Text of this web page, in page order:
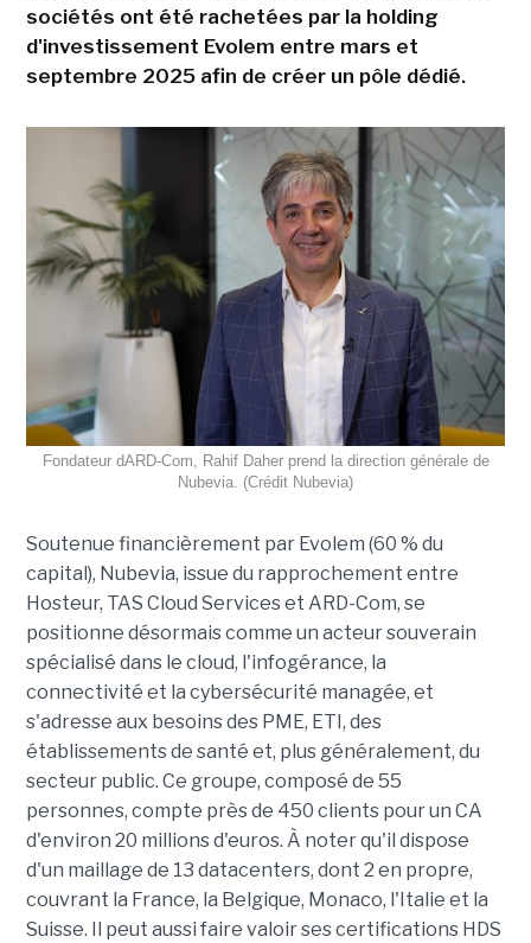
sociétés ont été rachetées par la holding
d'investissement Evolem entre mars et
septembre 2025 afin de créer un pôle dédié.
Fondateur dARD-Com, Rahif Daher prend la direction générale de
Nubevia. (Crédit Nubevia)
Soutenue financièrement par Evolem (60 % du
capital), Nubevia, issue du rapprochement entre
Hosteur, TAS Cloud Services et ARD-Com, se
positionne désormais comme un acteur souverain
spécialisé dans le cloud, l'infogérance, la
connectivité et la cybersécurité managée, et
s'adresse aux besoins des PME, ETI, des
établissements de santé et, plus généralement, du
secteur public. Ce groupe, composé de 55
personnes, compte près de 450 clients pour un CA
d'environ 20 millions d'euros. À noter qu'il dispose
d'un maillage de 13 datacenters, dont 2 en propre,
couvrant la France, la Belgique, Monaco, l'Italie et la
Suisse. Il peut aussi faire valoir ses certifications HDS